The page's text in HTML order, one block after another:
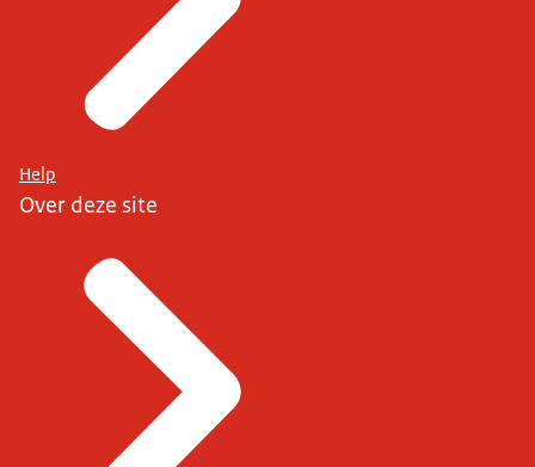
Help
Over deze site